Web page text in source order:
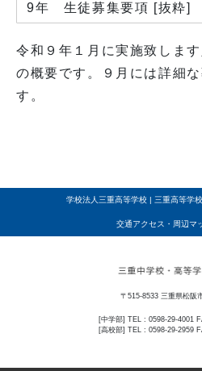
9年 生徒募集要項 [抜
令和９年１月に実施致しま
の概要です。９月には詳細
す。
学校法人三重高等学校 | 三重高等学
交通アクセス・周辺
〒515-8533 三重県松阪
[中学部] TEL : 0598-29-4001
[高校部] TEL : 0598-29-2959